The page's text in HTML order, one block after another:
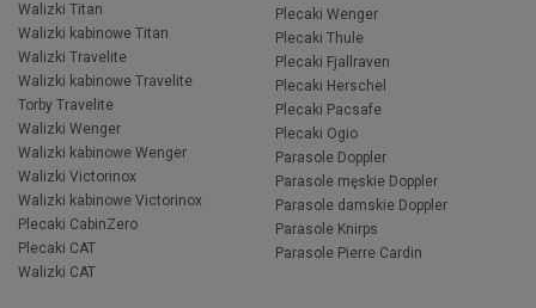
Walizki Titan
Walizki kabinowe Titan
Walizki Travelite
Walizki kabinowe Travelite
Torby Travelite
Walizki Wenger
Walizki kabinowe Wenger
Walizki Victorinox
Walizki kabinowe Victorinox
Plecaki CabinZero
Plecaki CAT
Walizki CAT
Plecaki Wenger
Plecaki Thule
Plecaki Fjallraven
Plecaki Herschel
Plecaki Pacsafe
Plecaki Ogio
Parasole Doppler
Parasole męskie Doppler
Parasole damskie Doppler
Parasole Knirps
Parasole Pierre Cardin